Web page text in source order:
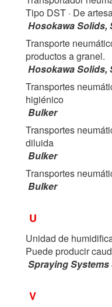
Tipo DST · De
Hosokawa Solids,
Transporte
productos a granel.
Hosokawa Solids,
Transportes
higiénico
Bulker
Transportes
diluida
Bulker
Transportes
Bulker
U
Unidad de
Puede producir
Spraying Systems
V